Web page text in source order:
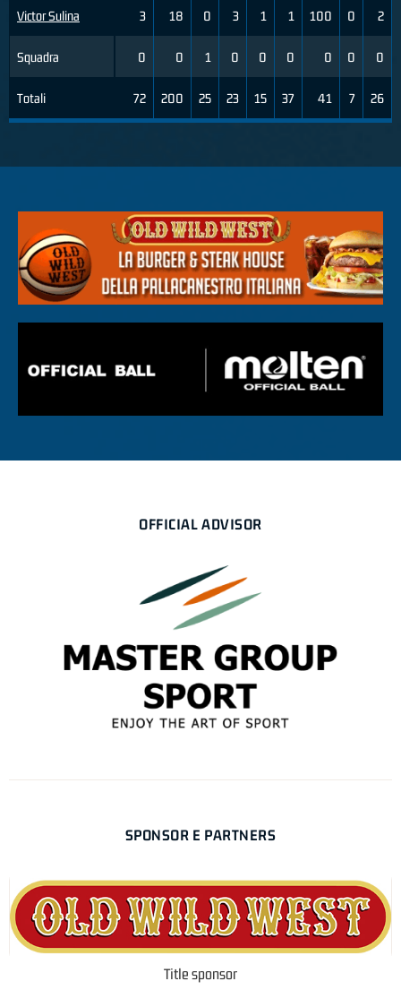
Victor Sulina
Squadra
Totali
3 18 0 3 1 1 100 0 2
0 0 1 0 0 0 0 0 0
72 200 25 23 15 37 41 7 26
OFFICIAL ADVISOR
SPONSOR E PARTNERS
Title sponsor